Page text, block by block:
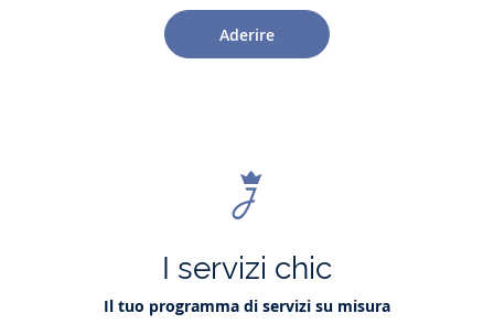
Aderire
I servizi chic
Il tuo programma di servizi su misura